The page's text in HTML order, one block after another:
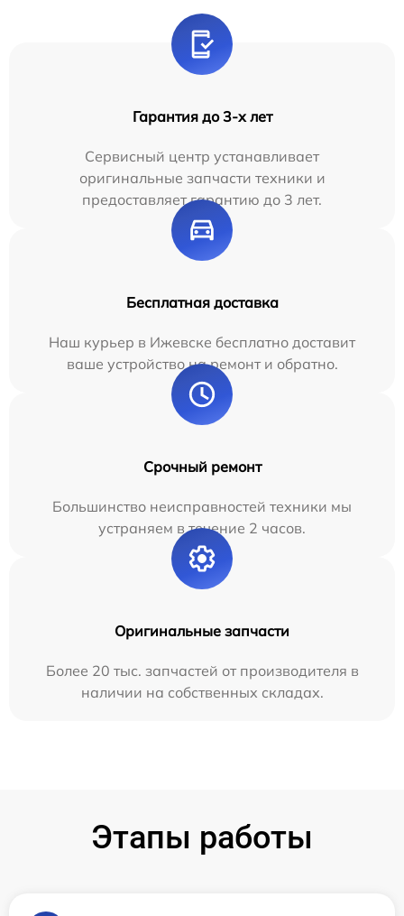
Гарантия до 3-х лет
Сервисный центр устанавливает
оригинальные запчасти техники и
предоставляет гарантию до 3 лет.
Бесплатная доставка
Наш курьер в Ижевске бесплатно доставит
ваше устройство на ремонт и обратно.
Срочный ремонт
Большинство неисправностей техники мы
устраняем в течение 2 часов.
Оригинальные запчасти
Более 20 тыс. запчастей от производителя в
наличии на собственных складах.
Этапы работы